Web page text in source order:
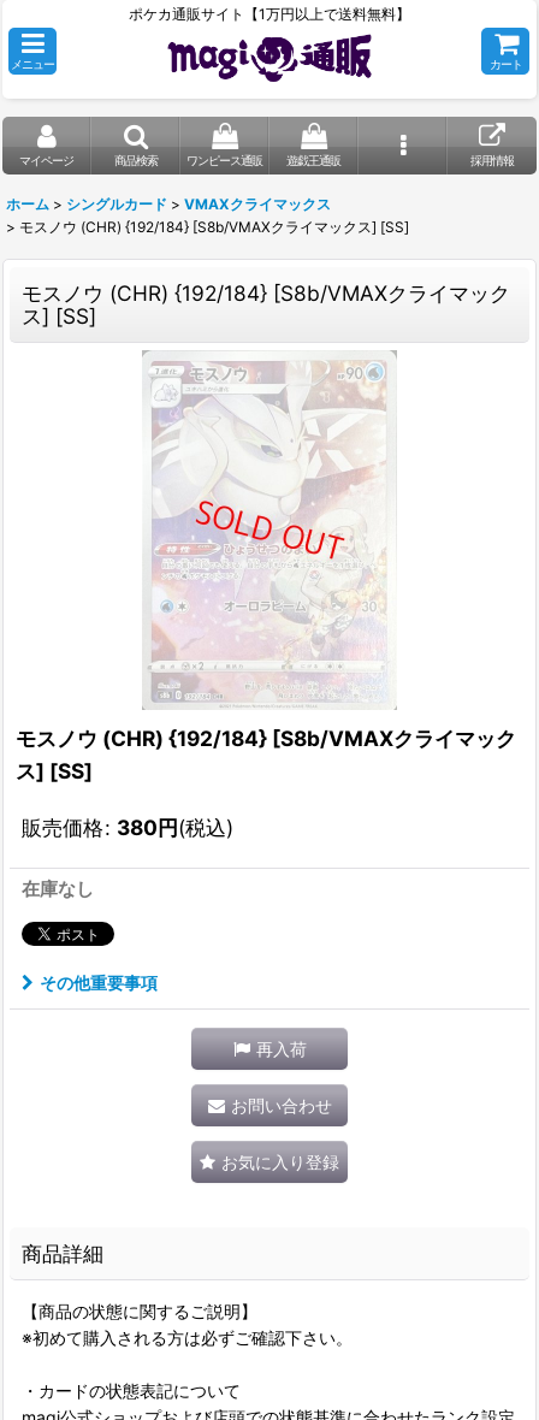
ポケカ通販サイト【1万円以上で送料無料】
メニュー カート
マイページ 商品検索 ワンピース通販 遊戯王通販 採用情報
ホーム > シングルカード > VMAXクライマックス
> モスノウ (CHR) {192/184} [S8b/VMAXクライマックス] [SS]
モスノウ (CHR) {192/184} [S8b/VMAXクライマック
ス] [SS]
モスノウ (CHR) {192/184} [S8b/VMAXクライマック
ス] [SS]
販売価格: 380円(税込)
在庫なし
その他重要事項
再入荷
お問い合わせ
お気に入り登録
商品詳細
【商品の状態に関するご説明】
※初めて購入される方は必ずご確認下さい。
・カードの状態表記について